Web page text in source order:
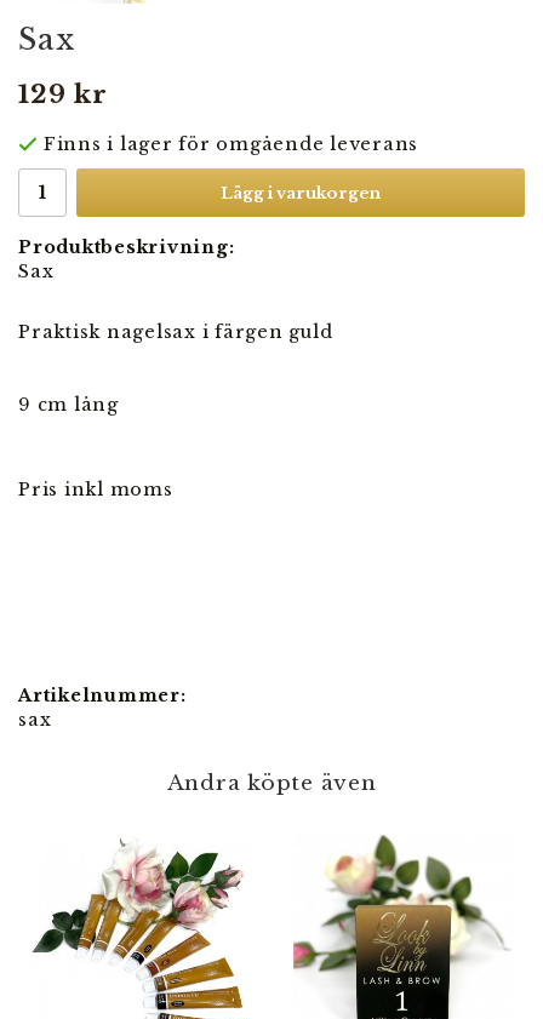
Sax
129 kr
Finns i lager för omgående leverans
Lägg i varukorgen
Produktbeskrivning:
Sax
Praktisk nagelsax i färgen guld
9 cm lång
Pris inkl moms
Artikelnummer:
sax
Andra köpte även